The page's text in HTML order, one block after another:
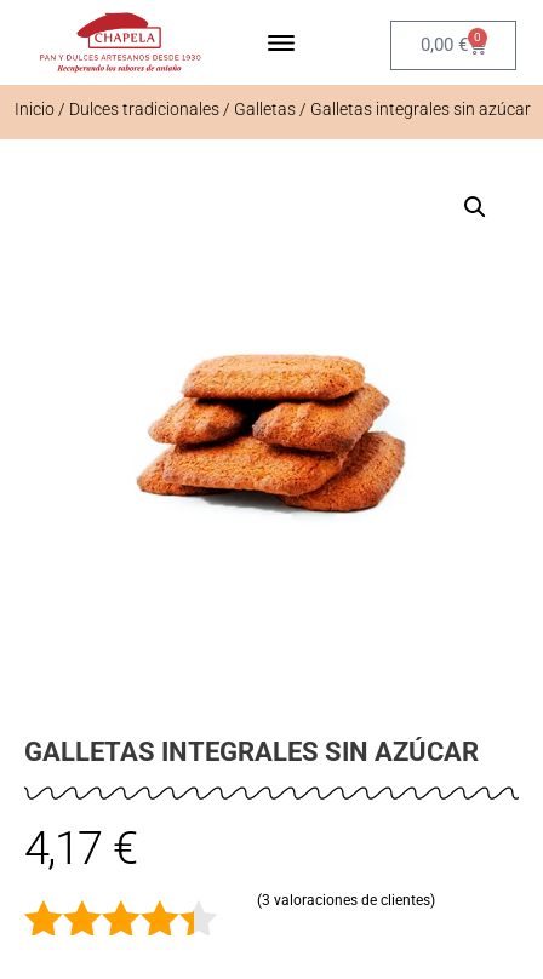
0,00 € 0
Inicio/ Dulces tradicionales/ Galletas/ Galletas integrales sin azúcar
GALLETAS INTEGRALES SIN AZÚCAR
4,17 €
(3 valoraciones de clientes)